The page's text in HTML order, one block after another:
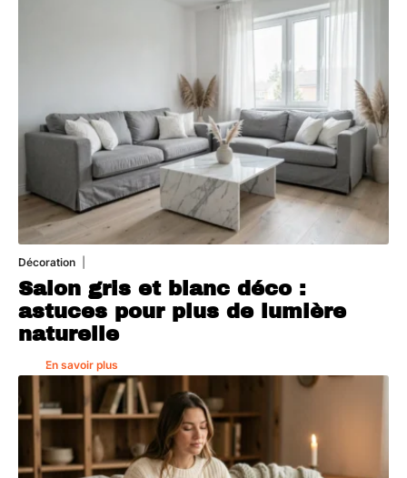
Décoration
Salon gris et blanc déco :
astuces pour plus de lumière
naturelle
En savoir plus